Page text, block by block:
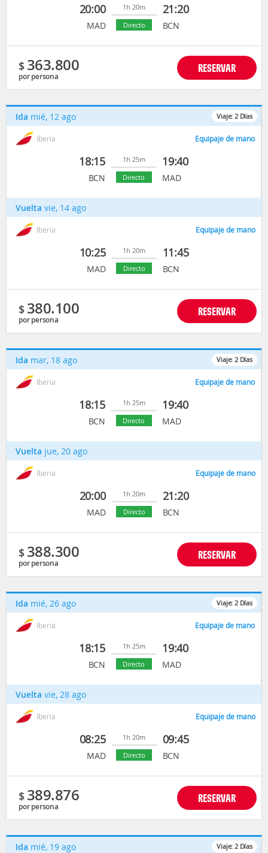
20:00
MAD
1h 20m
Directo
21:20
BCN
$ 363.800
por persona
RESERVAR
Viaje: 2 Días
Ida mié, 12 ago
Iberia Equipaje de mano
18:15
BCN
1h 25m
Directo
19:40
MAD
Vuelta vie, 14 ago
Iberia Equipaje de mano
10:25
MAD
1h 20m
Directo
11:45
BCN
$ 380.100
por persona
RESERVAR
Viaje: 2 Días
Ida mar, 18 ago
Iberia Equipaje de mano
18:15
BCN
1h 25m
Directo
19:40
MAD
Vuelta jue, 20 ago
Iberia Equipaje de mano
20:00
MAD
1h 20m
Directo
21:20
BCN
$ 388.300
por persona
RESERVAR
Viaje: 2 Días
Ida mié, 26 ago
Iberia Equipaje de mano
18:15
BCN
1h 25m
Directo
19:40
MAD
Vuelta vie, 28 ago
Iberia Equipaje de mano
08:25
MAD
1h 20m
Directo
09:45
BCN
$ 389.876
por persona
RESERVAR
Viaje: 2 Días
Ida mié, 19 ago